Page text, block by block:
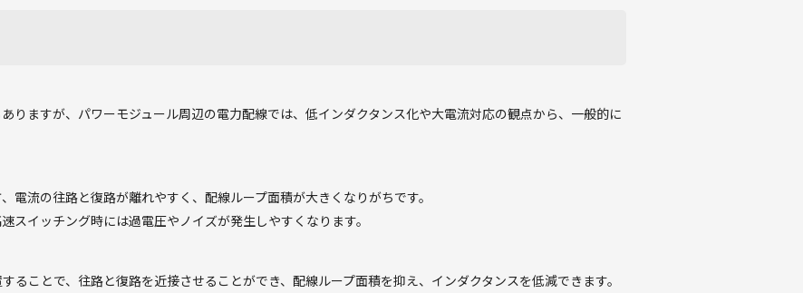
りますが、パワーモジュール周辺の電力配線では、低インダクタンス化や大電流対応の観点から、一般的に
電流の往路と復路が離れやすく、配線ループ面積が大きくなりがちです。
スイッチング時には過電圧やノイズが発生しやすくなります。
ることで、往路と復路を近接させることができ、配線ループ面積を抑え、インダクタンスを低減できます。